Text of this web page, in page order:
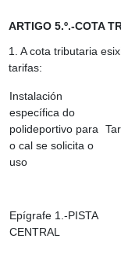
ARTIGO 5.º.-COTA
1. A cota tributaria
tarifas:
Instalación
específica do
polideportivo para
o cal se solicita o
uso
Epígrafe 1.-PISTA
CENTRAL